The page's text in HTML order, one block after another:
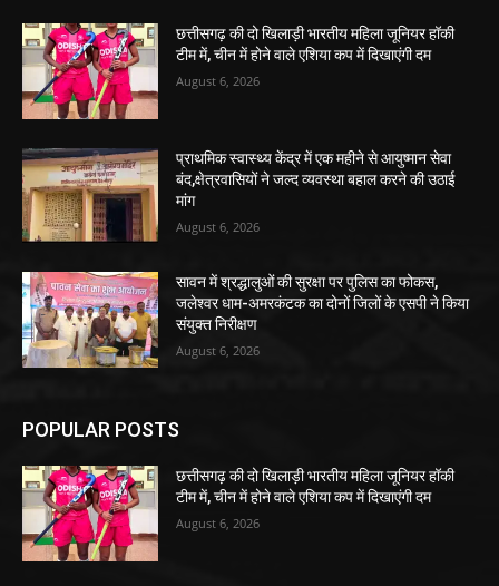
छत्तीसगढ़ की दो खिलाड़ी भारतीय महिला जूनियर हॉकी
टीम में, चीन में होने वाले एशिया कप में दिखाएंगी दम
August 6, 2026
प्राथमिक स्वास्थ्य केंद्र में एक महीने से आयुष्मान सेवा
बंद,क्षेत्रवासियों ने जल्द व्यवस्था बहाल करने की उठाई
मांग
August 6, 2026
सावन में श्रद्धालुओं की सुरक्षा पर पुलिस का फोकस,
जलेश्वर धाम-अमरकंटक का दोनों जिलों के एसपी ने किया
संयुक्त निरीक्षण
August 6, 2026
POPULAR POSTS
छत्तीसगढ़ की दो खिलाड़ी भारतीय महिला जूनियर हॉकी
टीम में, चीन में होने वाले एशिया कप में दिखाएंगी दम
August 6, 2026